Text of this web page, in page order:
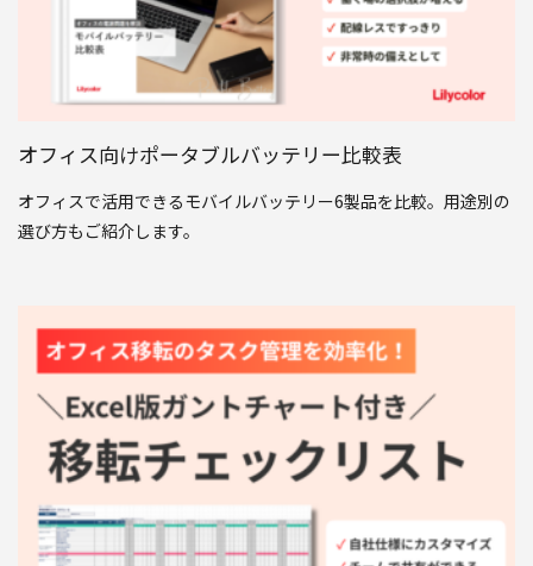
オフィス向けポータブルバッテリー比較表
オフィスで活用できるモバイルバッテリー6製品を比較。用途別の
選び方もご紹介します。